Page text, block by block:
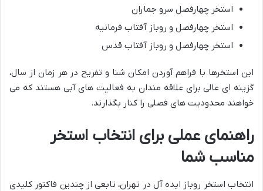
استخر چهارفصل سرو جماران
استخر چهارفصل و روباز آفتاب فرمانیه
استخر چهارفصل و روباز آفتاب قدس
این استخرها با فراهم آوردن امکان شنا و تفریح در هر زمان از سال،
گزینه ای عالی برای علاقه مندان به فعالیت های آبی هستند که می
خواهند محدودیت های فصلی را کنار بگذارند.
راهنمای عملی برای انتخاب استخر
مناسب شما
انتخاب استخر روباز ایده آل در تهران، تابعی از چندین فاکتور کلیدی